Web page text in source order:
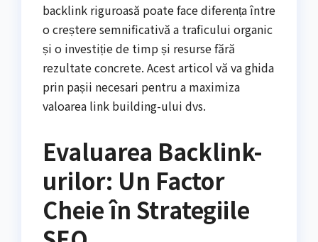
backlink riguroasă poate face diferența între
o creștere semnificativă a traficului organic
și o investiție de timp și resurse fără
rezultate concrete. Acest articol vă va ghida
prin pașii necesari pentru a maximiza
valoarea link building-ului dvs.
Evaluarea Backlink-
urilor: Un Factor
Cheie în Strategiile